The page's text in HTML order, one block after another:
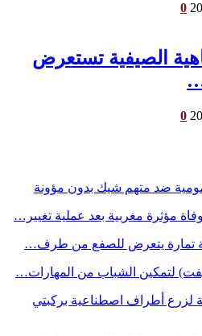
0
الصيفية تستعرض
0
ضد متهم شيك بدون مؤونة
مؤثرة مغربية بعد عملية تغيير…
تمارة يتعرض للصفع من طرف…
لتمكين الشباب من المهارات…
لزرع أطراف اصطناعية بركبتي